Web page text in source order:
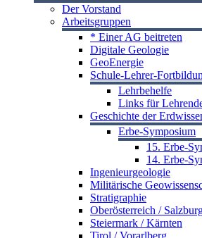
Der Vorstand
Arbeitsgruppen
* Einer AG beitreten
Digitale Geologie
GeoEnergie
Schule-Lehrer-
Lehrbehelfe
Links für
Geschichte der
Erbe-Symposium
15. Erbe-
14. Erbe-
Ingenieurgeologie
Militärische
Stratigraphie
Oberösterreich /
Steiermark / Kärnten
Tirol / Vorarlberg